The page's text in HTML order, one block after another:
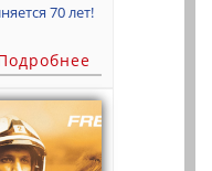
70 лет!